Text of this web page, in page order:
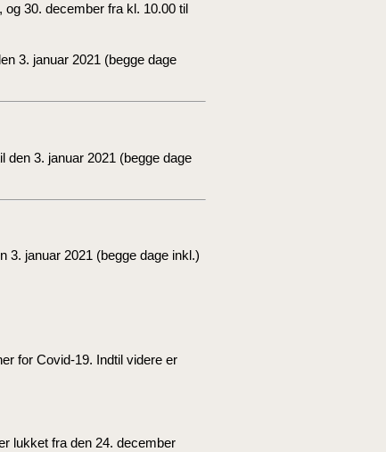
og 30. december fra kl. 10.00 til
3. januar 2021 (begge dage
den 3. januar 2021 (begge dage
3. januar 2021 (begge dage inkl.)
for Covid-19. Indtil videre er
lukket fra den 24. december